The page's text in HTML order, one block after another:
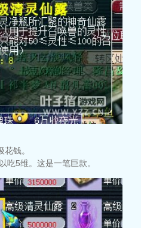
钱。
5维。这是一笔巨款。